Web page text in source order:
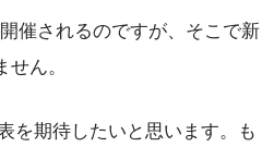
催されるのですが、そこで新
ん。
を期待したいと思います。も